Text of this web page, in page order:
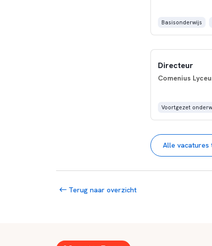
Basisonderwijs
Directeur
Comenius
Voortgezet
Alle vacatures
Terug naar overzicht